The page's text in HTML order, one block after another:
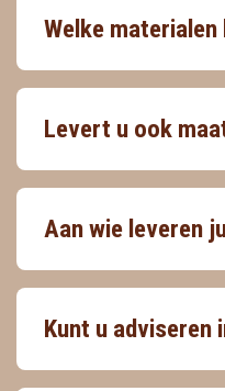
Welke materialen
Levert u ook
Aan wie leveren
Kunt u adviseren